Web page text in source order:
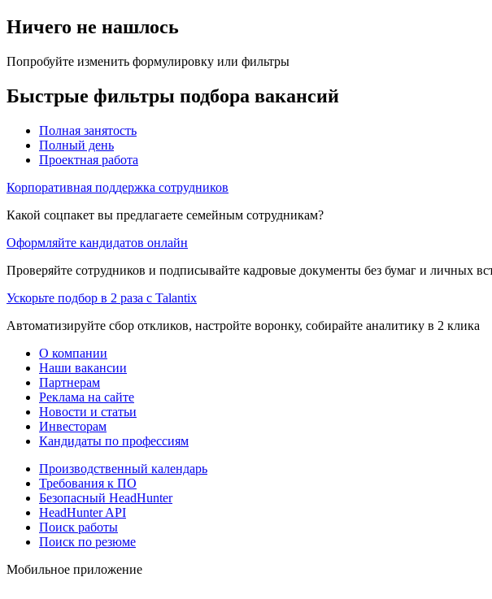
Ничего не нашлось
Попробуйте изменить формулировку или фильтры
Быстрые фильтры подбора вакансий
Полная занятость
Полный день
Проектная работа
Корпоративная поддержка сотрудников
Какой соцпакет вы предлагаете семейным сотрудникам?
Оформляйте кандидатов онлайн
Проверяйте сотрудников и подписывайте кадровые документы без бумаг и личных
Ускорьте подбор в 2 раза с Talantix
Автоматизируйте сбор откликов, настройте воронку, собирайте аналитику в 2 клика
О компании
Наши вакансии
Партнерам
Реклама на сайте
Новости и статьи
Инвесторам
Кандидаты по профессиям
Производственный календарь
Требования к ПО
Безопасный HeadHunter
HeadHunter API
Поиск работы
Поиск по резюме
Мобильное приложение